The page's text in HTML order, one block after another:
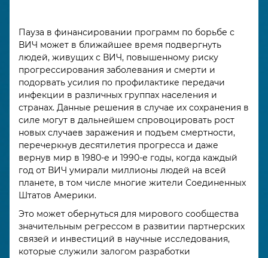
Пауза в финансировании программ по борьбе с
ВИЧ может в ближайшее время подвергнуть
людей, живущих с ВИЧ, повышенному риску
прогрессирования заболевания и смерти и
подорвать усилия по профилактике передачи
инфекции в различных группах населения и
странах. Данные решения в случае их сохранения в
силе могут в дальнейшем спровоцировать рост
новых случаев заражения и подъем смертности,
перечеркнув десятилетия прогресса и даже
вернув мир в 1980-е и 1990-е годы, когда каждый
год от ВИЧ умирали миллионы людей на всей
планете, в том числе многие жители Соединенных
Штатов Америки.
Это может обернуться для мирового сообщества
значительным регрессом в развитии партнерских
связей и инвестиций в научные исследования,
которые служили залогом разработки